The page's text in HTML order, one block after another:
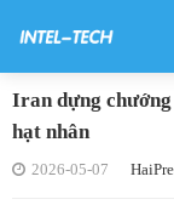
Iran dựng chướng
hạt nhân
2026-05-07